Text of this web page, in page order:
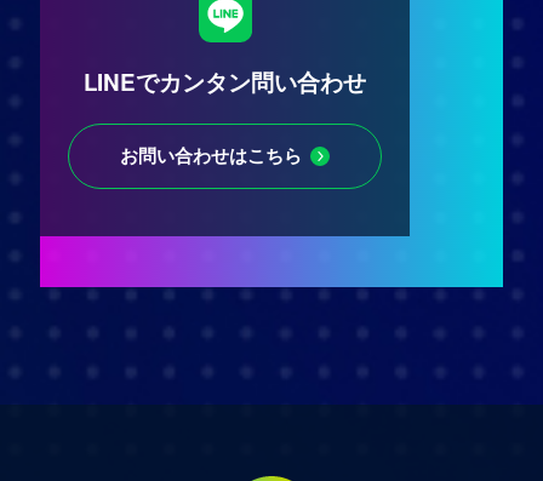
LINEでカンタン問い合わせ
お問い合わせはこちら